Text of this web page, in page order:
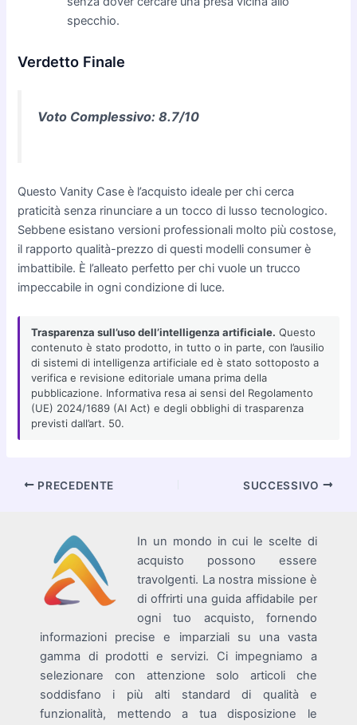
specchio.
Verdetto Finale
Voto Complessivo: 8.7/10
Questo Vanity Case è l’acquisto ideale per chi cerca
praticità senza rinunciare a un tocco di lusso tecnologico.
Sebbene esistano versioni professionali molto più costose,
il rapporto qualità-prezzo di questi modelli consumer è
imbattibile. È l’alleato perfetto per chi vuole un trucco
impeccabile in ogni condizione di luce.
Trasparenza sull’uso dell’intelligenza artificiale. Questo
contenuto è stato prodotto, in tutto o in parte, con l’ausilio
di sistemi di intelligenza artificiale ed è stato sottoposto a
verifica e revisione editoriale umana prima della
pubblicazione. Informativa resa ai sensi del Regolamento
(UE) 2024/1689 (AI Act) e degli obblighi di trasparenza
previsti dall’art. 50.
Navigazione
PRECEDENTE SUCCESSIVO
In un mondo in cui le scelte di
acquisto possono essere
travolgenti. La nostra missione è
di offrirti una guida affidabile per
ogni tuo acquisto, fornendo
informazioni precise e imparziali su una vasta
gamma di prodotti e servizi. Ci impegniamo a
selezionare con attenzione solo articoli che
soddisfano i più alti standard di qualità e
funzionalità, mettendo a tua disposizione le